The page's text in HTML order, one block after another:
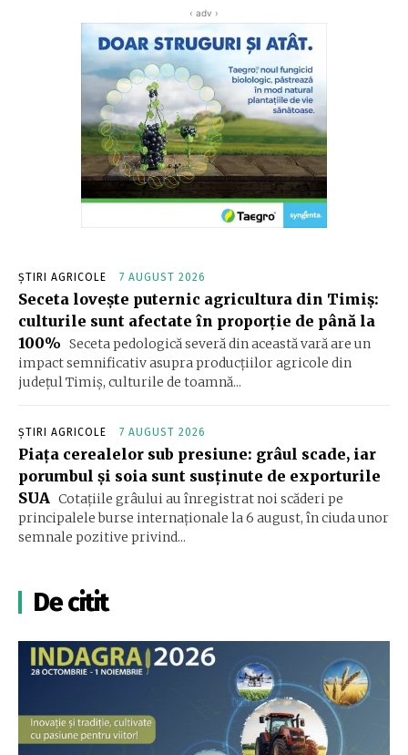
‹ adv ›
ȘTIRI AGRICOLE 7 AUGUST 2026
Seceta lovește puternic agricultura din Timiș:
culturile sunt afectate în proporție de până la
100% Seceta pedologică severă din această vară are un
impact semnificativ asupra producțiilor agricole din
județul Timiș, culturile de toamnă...
ȘTIRI AGRICOLE 7 AUGUST 2026
Piața cerealelor sub presiune: grâul scade, iar
porumbul și soia sunt susținute de exporturile
SUA Cotațiile grâului au înregistrat noi scăderi pe
principalele burse internaționale la 6 august, în ciuda unor
semnale pozitive privind...
De citit